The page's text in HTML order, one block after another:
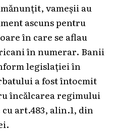
vameșii au
ascuns pentru
în care se aflau
în numerar. Banii
legislației în
a fost întocmit
încălcarea regimului
art.483, alin.1, din